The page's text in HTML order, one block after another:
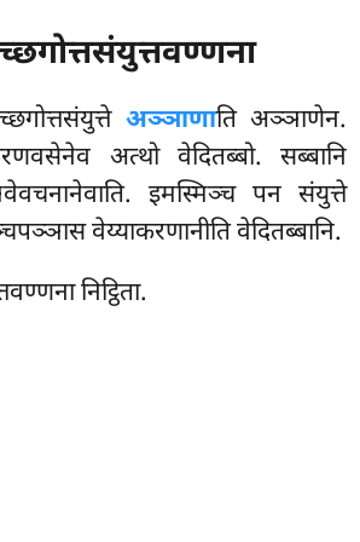
अञ्ञाणाति अञ्ञाणेन.
अत्थो वेदितब्बो. सब्बानि
इमस्मिञ्च पन संयुत्ते
वेय्याकरणानीति वेदितब्बानि.
निट्ठिता.